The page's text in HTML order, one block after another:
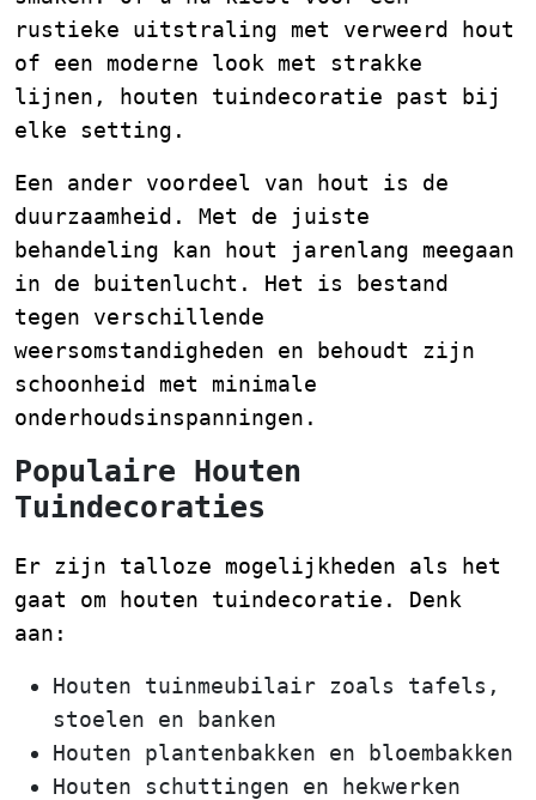
rustieke uitstraling met verweerd hout
of een moderne look met strakke
lijnen, houten tuindecoratie past bij
elke setting.
Een ander voordeel van hout is de
duurzaamheid. Met de juiste
behandeling kan hout jarenlang meegaan
in de buitenlucht. Het is bestand
tegen verschillende
weersomstandigheden en behoudt zijn
schoonheid met minimale
onderhoudsinspanningen.
Populaire Houten
Tuindecoraties
Er zijn talloze mogelijkheden als het
gaat om houten tuindecoratie. Denk
aan:
Houten tuinmeubilair zoals tafels,
stoelen en banken
Houten plantenbakken en bloembakken
Houten schuttingen en hekwerken